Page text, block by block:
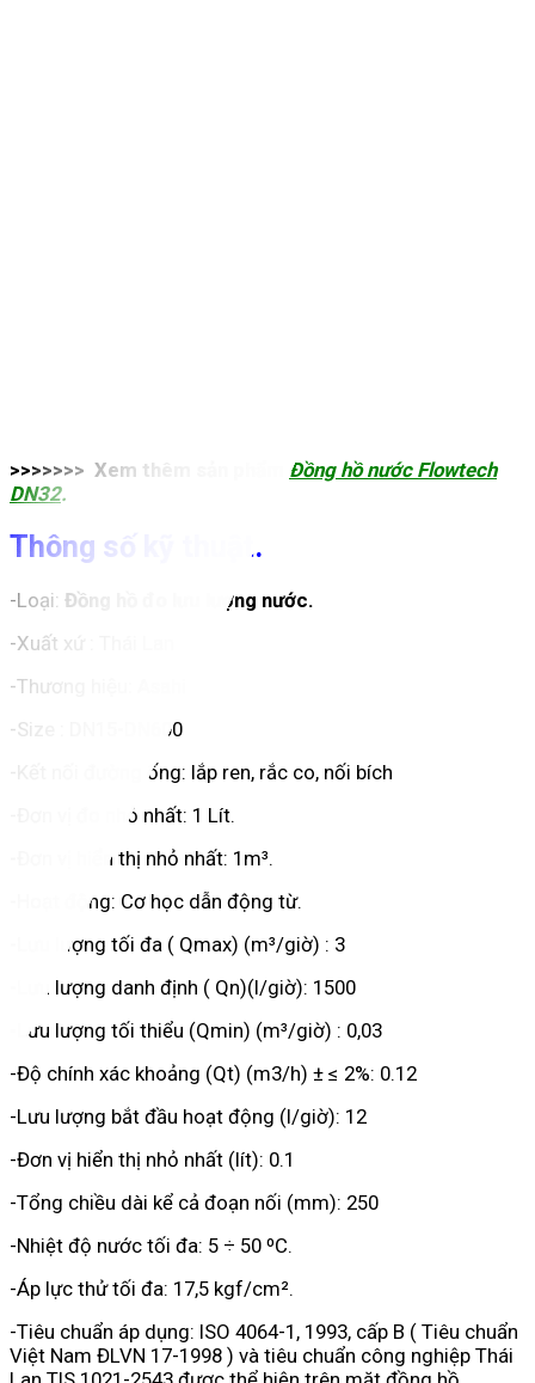
>>>>>>> Xem thêm sản phẩm Đồng hồ nước Flowtech
DN32.
Thông số kỹ thuật.
-Loại: Đồng hồ đo lưu lượng nước.
-Xuất xứ : Thái Lan
-Thương hiệu: Asahi
-Size : DN15-DN600
-Kết nối đường ống: lắp ren, rắc co, nối bích
-Đơn vị đo nhỏ nhất: 1 Lít.
-Đơn vị hiển thị nhỏ nhất: 1m³.
-Hoạt động: Cơ học dẫn động từ.
-Lưu lượng tối đa ( Qmax) (m³/giờ) : 3
-Lưu lượng danh định ( Qn)(l/giờ): 1500
-Lưu lượng tối thiểu (Qmin) (m³/giờ) : 0,03
-Độ chính xác khoảng (Qt) (m3/h) ± ≤ 2%: 0.12
-Lưu lượng bắt đầu hoạt động (l/giờ): 12
-Đơn vị hiển thị nhỏ nhất (lít): 0.1
-Tổng chiều dài kể cả đoạn nối (mm): 250
-Nhiệt độ nước tối đa: 5 ÷ 50 ºC.
-Áp lực thử tối đa: 17,5 kgf/cm².
-Tiêu chuẩn áp dụng: ISO 4064-1, 1993, cấp B ( Tiêu chuẩn
Việt Nam ĐLVN 17-1998 ) và tiêu chuẩn công nghiệp Thái